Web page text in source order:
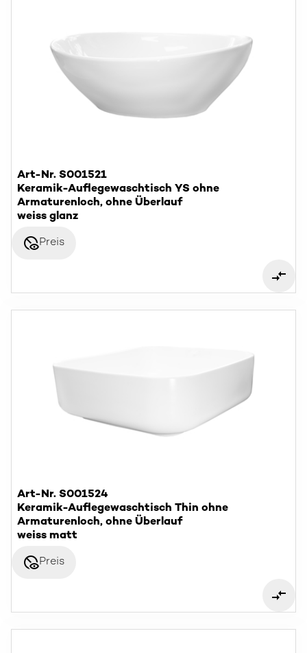
Art-Nr. S001521
Keramik-Auflegewaschtisch YS ohne
Armaturenloch, ohne Überlauf
weiss glanz
disabled_visiblePreis
Art-Nr. S001524
Keramik-Auflegewaschtisch Thin ohne
Armaturenloch, ohne Überlauf
weiss matt
disabled_visiblePreis